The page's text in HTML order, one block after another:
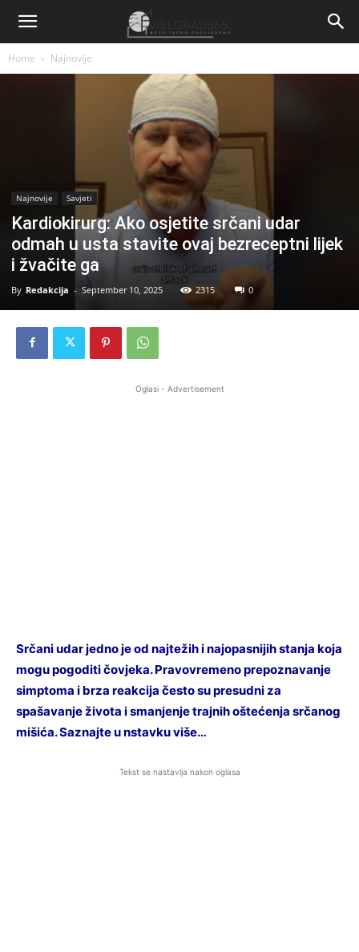
Home Najnovije
Najnovije Savjeti
Kardiokirurg: Ako osjetite srčani udar
odmah u usta stavite ovaj bezreceptni lijek
i žvačite ga
By Redakcija - September 10, 2025 2315 0
Oglasi - Advertisement
Srčani udar jedno je od najtežih i najopasnijih stanja koja
mogu pogoditi čovjeka. Pravovremeno prepoznavanje
simptoma i brza reakcija često su presudni za
spašavanje života i smanjenje trajnih oštećenja srčanog
mišića. Saznajte u nstavku više…
Tekst se nastavlja nakon oglasa